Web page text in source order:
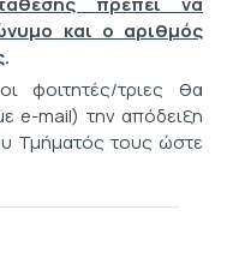
και ο αριθμός
.
φοιτητές/τριες θα
e-mail) την απόδειξη
Τμήματός τους ώστε